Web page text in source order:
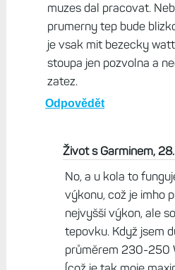
muzes dal pracovat.
prumerny tep bude
je vsak mit bezecky
stoupa jen pozvolna a
zatez.
Odpovědět
Život s Garminem,
No, a u kola to
výkonu, což je imho
nejvyšší výkon, ale
tepovku. Když jsem
průměrem 230-250